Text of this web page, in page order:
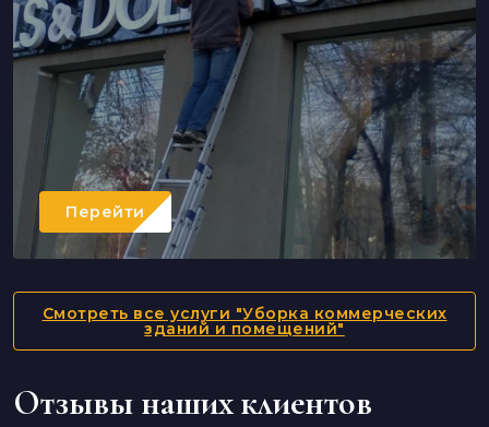
Перейти
Смотреть все услуги "Уборка коммерческих
зданий и помещений"
Отзывы наших клиентов